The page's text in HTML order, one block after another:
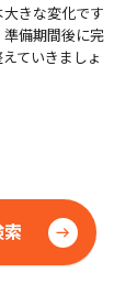
きな変化です
備期間後に完
ていきましょ